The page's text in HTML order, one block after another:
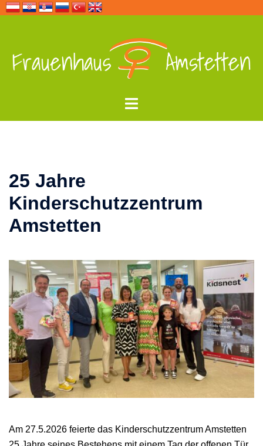
springen
Menü
25 Jahre
Kinderschutzzentrum
Amstetten
Am 27.5.2026 feierte das Kinderschutzzentrum Amstetten